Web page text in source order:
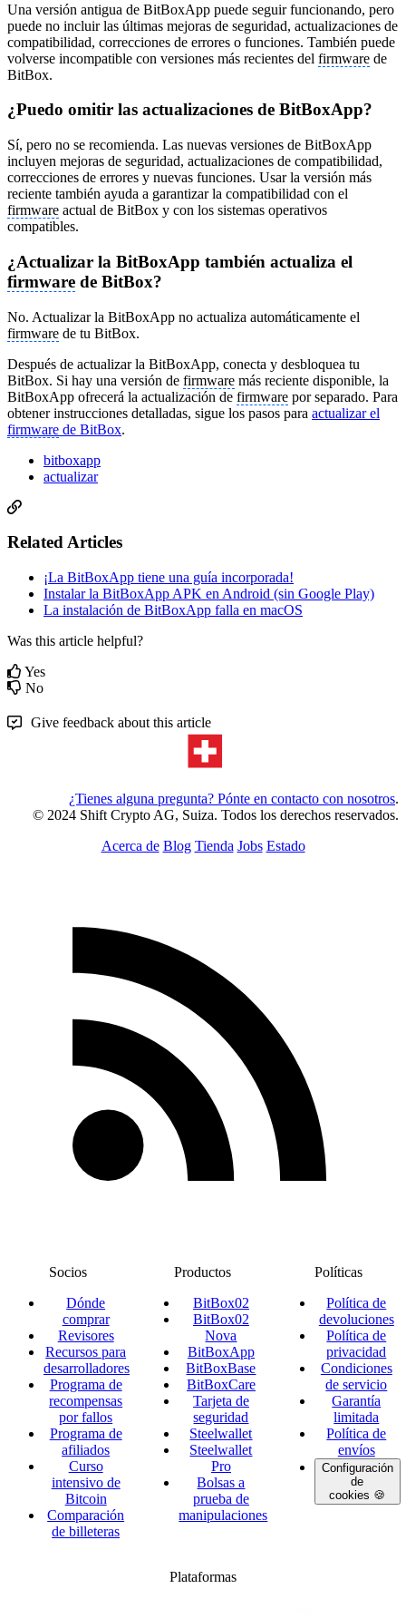
Una versión antigua de BitBoxApp puede seguir funcionando, pero
puede no incluir las últimas mejoras de seguridad, actualizaciones de
compatibilidad, correcciones de errores o funciones. También puede
volverse incompatible con versiones más recientes del firmware de
BitBox.
¿Puedo omitir las actualizaciones de BitBoxApp?
Sí, pero no se recomienda. Las nuevas versiones de BitBoxApp
incluyen mejoras de seguridad, actualizaciones de compatibilidad,
correcciones de errores y nuevas funciones. Usar la versión más
reciente también ayuda a garantizar la compatibilidad con el
firmware actual de BitBox y con los sistemas operativos
compatibles.
¿Actualizar la BitBoxApp también actualiza el
firmware de BitBox?
No. Actualizar la BitBoxApp no actualiza automáticamente el
firmware de tu BitBox.
Después de actualizar la BitBoxApp, conecta y desbloquea tu
BitBox. Si hay una versión de firmware más reciente disponible, la
BitBoxApp ofrecerá la actualización de firmware por separado. Para
obtener instrucciones detalladas, sigue los pasos para actualizar el
firmware de BitBox.
bitboxapp
actualizar
Related Articles
¡La BitBoxApp tiene una guía incorporada!
Instalar la BitBoxApp APK en Android (sin Google Play)
La instalación de BitBoxApp falla en macOS
Was this article helpful?
Yes
No
Give feedback about this article
¿Tienes alguna pregunta? Pónte en contacto con nosotros.
© 2024 Shift Crypto AG, Suiza. Todos los derechos reservados.
Acerca de Blog Tienda Jobs Estado
Socios
Dónde
comprar
Revisores
Recursos para
desarrolladores
Programa de
recompensas
por fallos
Programa de
afiliados
Curso
intensivo de
Bitcoin
Comparación
de billeteras
Productos
BitBox02
BitBox02
Nova
BitBoxApp
BitBoxBase
BitBoxCare
Tarjeta de
seguridad
Steelwallet
Steelwallet
Pro
Bolsas a
prueba de
manipulaciones
Políticas
Política de
devoluciones
Política de
privacidad
Condiciones
de servicio
Garantía
limitada
Política de
envíos
Configuración
de
cookies 🍪
Plataformas